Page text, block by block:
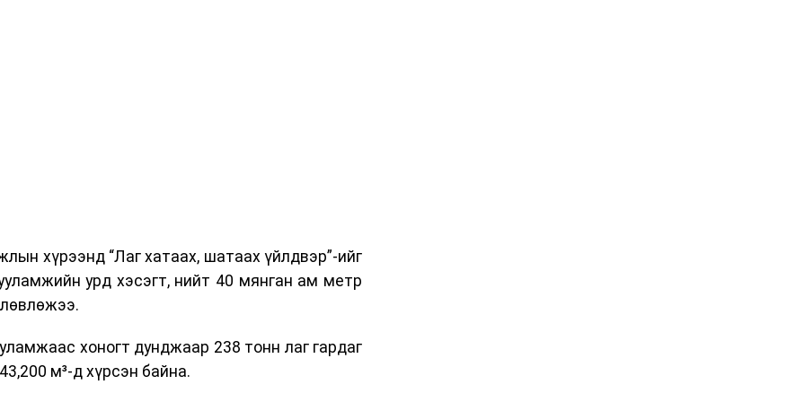
тээврийн үйлчилгээг аюулгүй,
үйлчилгээний нэгдсэн стандарт, сахилга
нэг хэсэг гэж
хүрээнд “Лаг хатаах, шатаах үйлдвэр”-ийг
урд хэсэгт, нийт 40 мянган ам метр
хоногт дунджаар 238 тонн лаг гардаг
м³-д хүрсэн байна.